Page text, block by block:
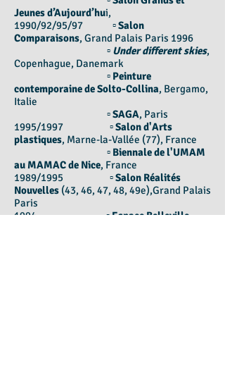
Jeunes d’Aujourd’hui,
1990/92/95/97 ▫Salon
Comparaisons, Grand Palais Paris 1996
▫ Under different skies,
Copenhague, Danemark
▫ Peinture
contemporaine de Solto-Collina, Bergamo,
Italie
▫SAGA, Paris
1995/1997 ▫Salon d'Arts
plastiques, Marne-la-Vallée (77), France
▫ Biennale de l'UMAM
au MAMAC de Nice, France
1989/1995 ▫Salon Réalités
Nouvelles (43, 46, 47, 48, 49e),Grand Palais
Paris
1994 ▫Espace Belleville,